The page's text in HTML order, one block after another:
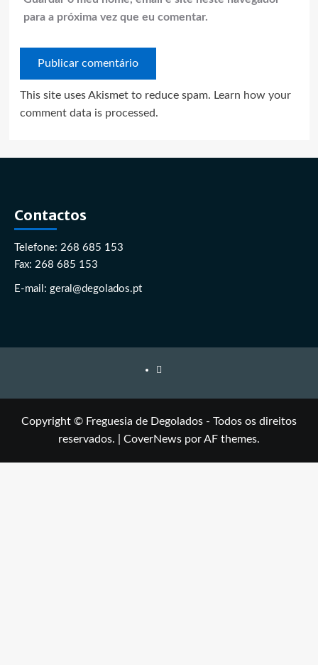
para a próxima vez que eu comentar.
This site uses Akismet to reduce spam. Learn how your
comment data is processed.
Contactos
Telefone: 268 685 153
Fax: 268 685 153
E-mail: geral@degolados.pt
Facebook
Copyright © Freguesia de Degolados - Todos os direitos
reservados.
CoverNews por AF themes.